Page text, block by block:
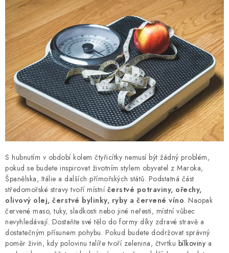
S hubnutím v období kolem čtyřicítky nemusí být žádný problém,
pokud se budete inspirovat životním stylem obyvatel z Maroka,
Španělska, Itálie a dalších přímořských států. Podstatná část
středomořské stravy tvoří místní čerstvé potraviny, ořechy,
olivový olej, čerstvé bylinky, ryby a červené víno. Naopak
červené maso, tuky, sladkosti nebo jiné neřesti, místní vůbec
nevyhledávají. Dostaňte své tělo do formy díky zdravé stravě a
dostatečným přísunem pohybu. Pokud budete dodržovat správný
poměr živin, kdy polovinu talíře tvoří zelenina, čtvrtku bílkoviny a